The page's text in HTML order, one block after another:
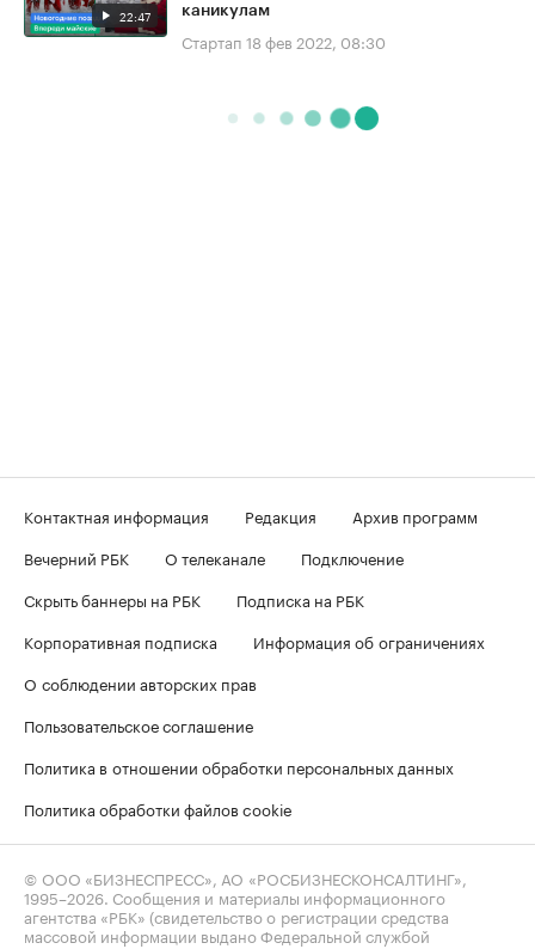
22:47
каникулам
Стартап 18 фев 2022, 08:30
Контактная информация Редакция
Архив программ
Вечерний РБК
О телеканале
Подключение
Скрыть баннеры на РБК
Подписка на РБК
Корпоративная подписка
Информация об ограничениях
О соблюдении авторских прав
Пользовательское соглашение
Политика в отношении обработки персональных данных
Политика обработки файлов cookie
© ООО «БИЗНЕСПРЕСС», АО «РОСБИЗНЕСКОНСАЛТИНГ»,
1995–2026 . Сообщения и материалы информационного
агентства «РБК» (свидетельство о регистрации средства
массовой информации выдано Федеральной службой